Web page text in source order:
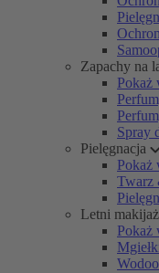
Zapachy na
Pokaż
Spray
Pielęgnacja
Pokaż
Twarz
Letni
Pokaż